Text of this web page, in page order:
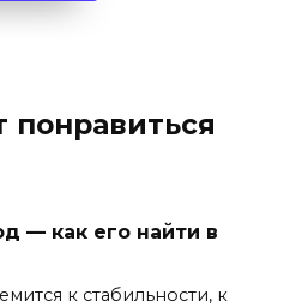
— как его найти в
к стабильности, к